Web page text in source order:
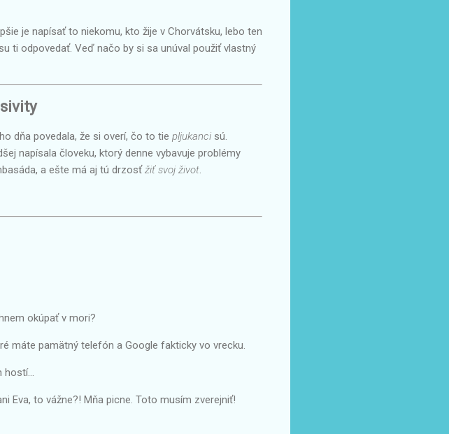
je napísať to niekomu, kto žije v Chorvátsku, lebo ten
ti odpovedať. Veď načo by si sa unúval použiť vlastný
dňa povedala, že si overí, čo to tie pljukanci sú.
napísala človeku, ktorý denne vybavuje problémy
a ešte má aj tú drzosťžiť svoj život.
okúpať v mori?
máte pamätný telefón a Google fakticky vo vrecku.
hostí...
Eva, to vážne?! Mňa picne. Toto musím zverejniť!